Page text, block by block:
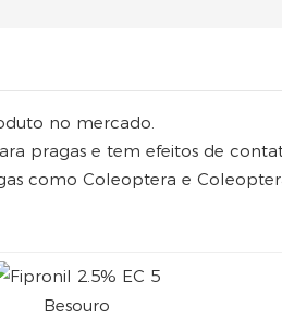
no mercado.
pragas e tem efeitos de
como Coleoptera e
Besouro